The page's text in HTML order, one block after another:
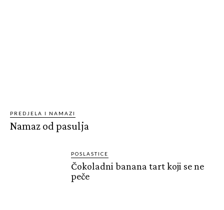
PREDJELA I NAMAZI
Namaz od pasulja
POSLASTICE
Čokoladni banana tart koji se ne
peče